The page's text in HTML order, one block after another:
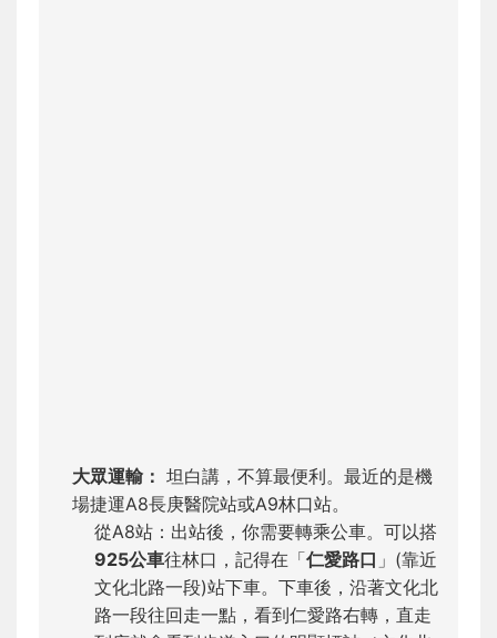
大眾運輸： 坦白講，不算最便利。最近的是機
場捷運A8長庚醫院站或A9林口站。
從A8站：出站後，你需要轉乘公車。可以搭
925公車往林口，記得在「仁愛路口 」(靠近
文化北路一段)站下車。下車後，沿著文化北
路一段往回走一點，看到仁愛路右轉，直走